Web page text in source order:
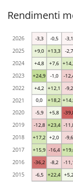
Rendimenti
-6,5 +22,4 +5,2
-36,2 -8,2 -
+15,9 -16,4
+17,2 +2,0 -9,6
-12,8 +23,4 -
-5,9 +5,8 -
0,0 +18,2
+4,2 +12,1 -9,2
+24,9 -1,0 -
+4,8 +7,6
+9,0 +13,3 -2,7
-3,3 -0,5 -3,1
2015
2016
2017
2018
2019
2020
2021
2022
2023
2024
2025
2026